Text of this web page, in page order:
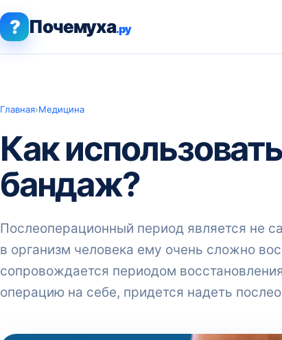
? Почемуха.ру
Главная›Медицина
Как
бандаж?
Послеоперационный период является не
в организм человека ему очень сложно
сопровождается периодом
операцию на себе, придется надеть